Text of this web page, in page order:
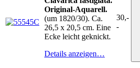
Original-Aquarell.
(um 1820/30). Ca.
26,5 x 20,5 cm. Eine
Ecke leicht geknickt.
Details anzeigen…
30,-
-